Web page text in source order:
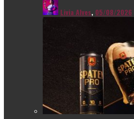
Livia Alves, 05/08/2026